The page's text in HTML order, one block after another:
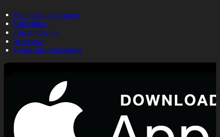
Корпорация туралы
Байланыс
Дистрибуция
Жарнама
Редакция стандарты